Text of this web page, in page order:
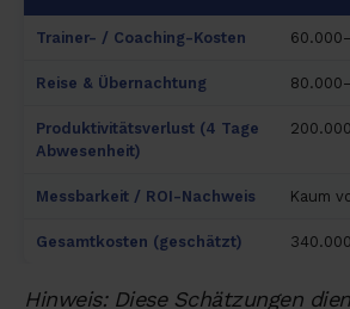
Trainer- / Coaching-Kosten
Reise & Übernachtung
Produktivitätsverlust (4 Tage
Abwesenheit)
Messbarkeit / ROI-Nachweis Kaum
Gesamtkosten (geschätzt)
Hinweis: Diese Schätzungen